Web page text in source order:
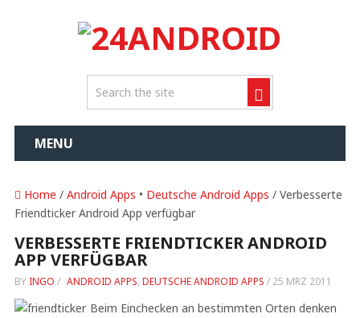
MENU
Home / Android Apps • Deutsche Android Apps / Verbesserte
Friendticker Android App verfügbar
VERBESSERTE FRIENDTICKER ANDROID
APP VERFÜGBAR
BY INGO / ANDROID APPS, DEUTSCHE ANDROID APPS / 25 MRZ 2011
Beim Einchecken an bestimmten Orten denken